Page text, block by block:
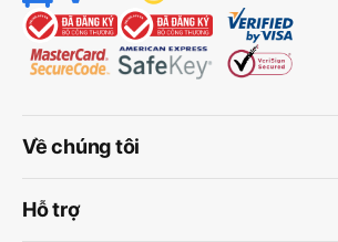
Về chúng tôi
Hỗ trợ